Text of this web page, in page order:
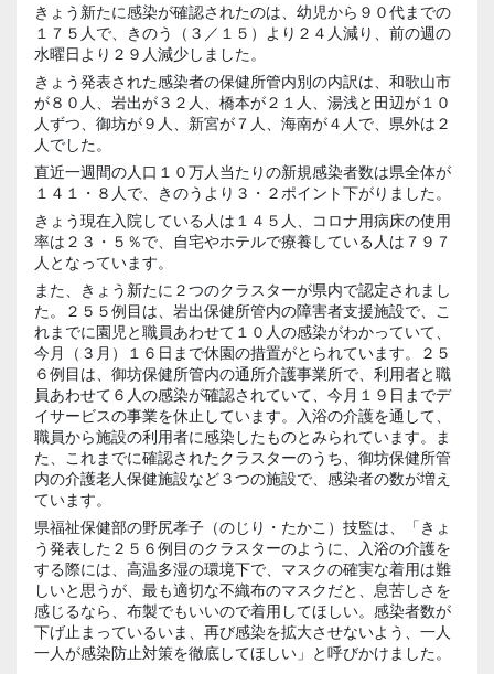
きょう新たに感染が確認されたのは、幼児から９０代までの
１７５人で、きのう（３／１５）より２４人減り、前の週の
水曜日より２９人減少しました。
きょう発表された感染者の保健所管内別の内訳は、和歌山市
が８０人、岩出が３２人、橋本が２１人、湯浅と田辺が１０
人ずつ、御坊が９人、新宮が７人、海南が４人で、県外は２
人でした。
直近一週間の人口１０万人当たりの新規感染者数は県全体が
１４１・８人で、きのうより３・２ポイント下がりました。
きょう現在入院している人は１４５人、コロナ用病床の使用
率は２３・５％で、自宅やホテルで療養している人は７９７
人となっています。
また、きょう新たに２つのクラスターが県内で認定されまし
た。２５５例目は、岩出保健所管内の障害者支援施設で、こ
れまでに園児と職員あわせて１０人の感染がわかっていて、
今月（３月）１６日まで休園の措置がとられています。２５
６例目は、御坊保健所管内の通所介護事業所で、利用者と職
員あわせて６人の感染が確認されていて、今月１９日までデ
イサービスの事業を休止しています。入浴の介護を通して、
職員から施設の利用者に感染したものとみられています。ま
た、これまでに確認されたクラスターのうち、御坊保健所管
内の介護老人保健施設など３つの施設で、感染者の数が増え
ています。
県福祉保健部の野尻孝子（のじり・たかこ）技監は、「きょ
う発表した２５６例目のクラスターのように、入浴の介護を
する際には、高温多湿の環境下で、マスクの確実な着用は難
しいと思うが、最も適切な不織布のマスクだと、息苦しさを
感じるなら、布製でもいいので着用してほしい。感染者数が
下げ止まっているいま、再び感染を拡大させないよう、一人
一人が感染防止対策を徹底してほしい」と呼びかけました。